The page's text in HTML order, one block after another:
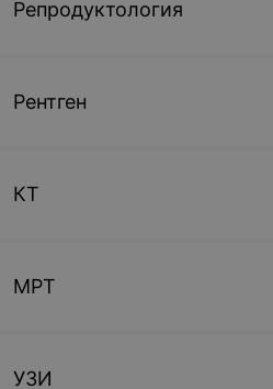
Репродуктология
Рентген
КТ
МРТ
УЗИ